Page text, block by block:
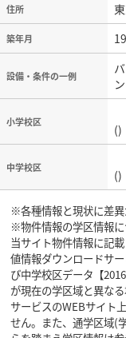
住所
築年月
設備・条件の一例
小学校区 ()
中学校区 ()
※各種情報と現状に差異
※物件情報の学区情報
当サイト物件情報に記
値情報ダウンロードサ
び中学校区データ【
が現在の学区域と異な
サービスのWEBサイト
せん。また、通学区域(